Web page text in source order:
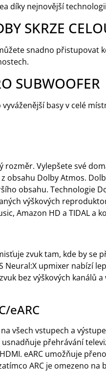
díky nejnovější
SKRZE
snadno
SUBWOOFER
basy v celé
rozměr. Vylepšete své
obsahu Dolby Atmos.
obsahu. Technologie
výškových
Amazon HD a TIDAL a
zvuk tam, kde by se
Neural:X upmixer nabízí
bez výškových kanálů
eARC
všech vstupech a
přehrávání
eARC umožňuje
ARC je omezeno na